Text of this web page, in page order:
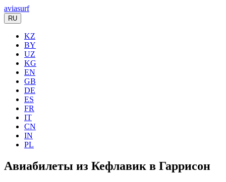
aviasurf
RU
KZ
BY
UZ
KG
EN
GB
DE
ES
FR
IT
CN
IN
PL
Авиабилеты из Кефлавик в Гаррисон